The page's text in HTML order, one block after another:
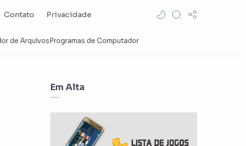
Contato Privacidade
Em Alta